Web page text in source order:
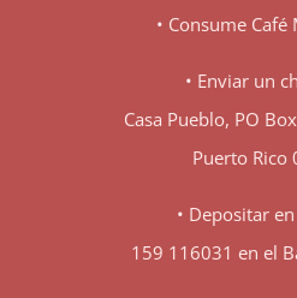
• Consume Café
• Enviar un
Casa Pueblo, PO
Puerto Rico
• Depositar
159 116031 en el